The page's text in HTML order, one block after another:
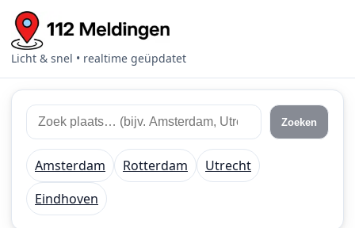
Licht & snel • realtime geüpdatet
Zoek 112 meldingen
Zoek plaats of regio Zoeken
Amsterdam Rotterdam
Utrecht
Eindhoven